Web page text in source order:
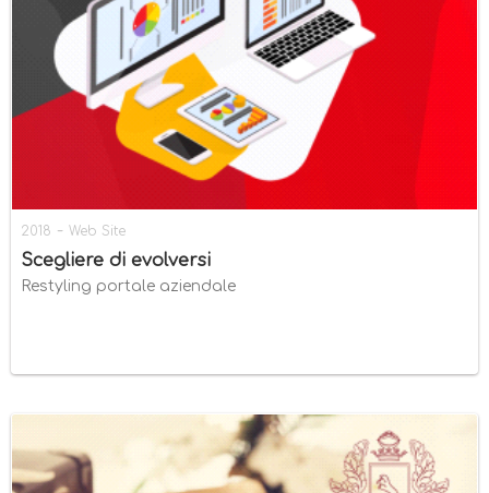
2018 - Web Site
Scegliere di evolversi
Restyling portale aziendale